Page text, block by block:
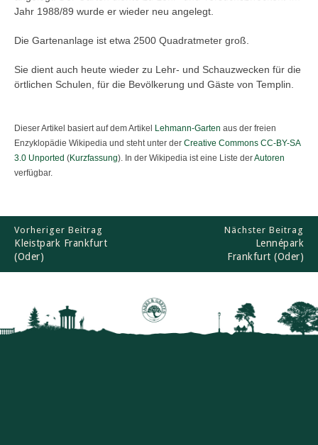
Jahr 1988/89 wurde er wieder neu angelegt.
Die Gartenanlage ist etwa 2500 Quadratmeter groß.
Sie dient auch heute wieder zu Lehr- und Schauzwecken für die
örtlichen Schulen, für die Bevölkerung und Gäste von Templin.
Dieser Artikel basiert auf dem Artikel Lehmann-Garten aus der freien
Enzyklopädie Wikipedia und steht unter der Creative Commons CC-BY-SA
3.0 Unported (Kurzfassung). In der Wikipedia ist eine Liste derAutoren
verfügbar.
Vorheriger Beitrag
Kleistpark Frankfurt
(Oder)
Nächster Beitrag
Lennépark
Frankfurt (Oder)